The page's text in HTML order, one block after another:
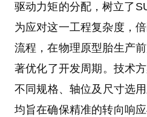
驱动力矩的分配，树立了
为应对这一工程复杂度，
流程，在物理原型胎生产
著优化了开发周期。技术
不同规格、轴位及尺寸选
均旨在确保精准的转向响